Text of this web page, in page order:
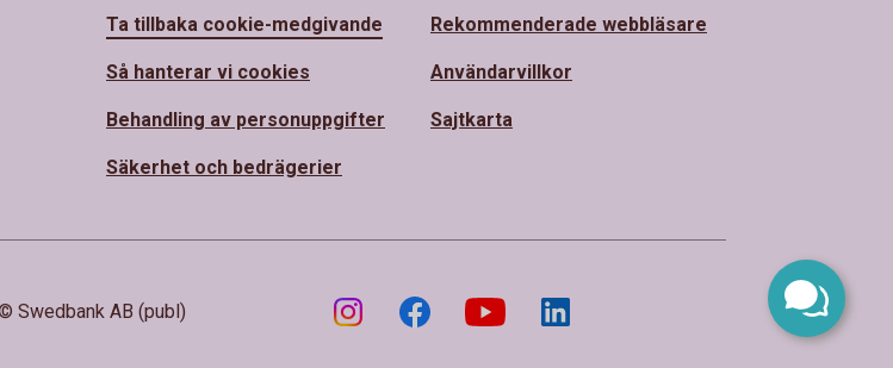
Ta tillbaka cookie-medgivande
Så hanterar vi cookies
Behandling av personuppgifter
Säkerhet och bedrägerier
Rekommenderade webbläsare
Användarvillkor
Sajtkarta
Swedbank AB (publ)